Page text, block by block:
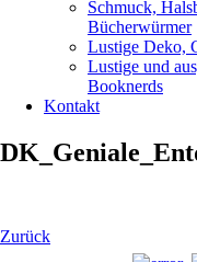
Schmuck,
Bücherwürmer
Lustige Deko,
Lustige und
Booknerds
Kontakt
Beitragsnavigation
Vorheriger
Zurück